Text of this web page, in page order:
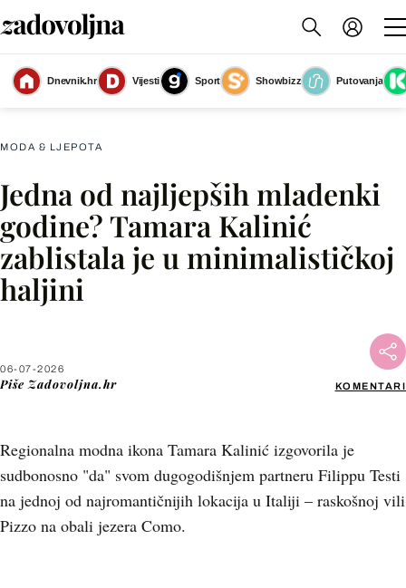
Dnevnik.hr Vijesti Sport Showbizz
Putovanja
Tamara Kalinić(Foto: Profimedia)
MODA & LJEPOTA
Jedna od najljepših mladenki
godine? Tamara Kalinić
zablistala je u minimalističkoj
haljini
06-07-2026
Piše Zadovoljna.hr KOMENTARI
Regionalna modna ikona Tamara Kalinić izgovorila je
sudbonosno "da" svom dugogodišnjem partneru Filippu Testi
na jednoj od najromantičnijih lokacija u Italiji – raskošnoj vili
Pizzo na obali jezera Como.
Facebook
X